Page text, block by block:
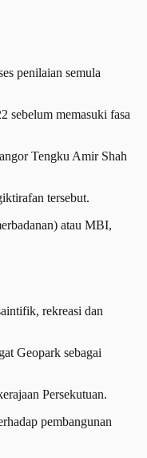
penilaian semula
sebelum memasuki fasa
Tengku Amir Shah
tersebut.
atau MBI,
rekreasi dan
Geopark sebagai
Persekutuan.
pembangunan